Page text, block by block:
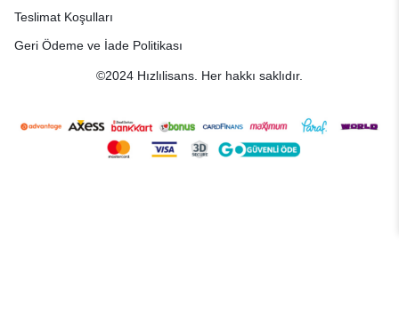
Teslimat Koşulları
Geri Ödeme ve İade Politikası
©2024 Hızlılisans. Her hakkı saklıdır.